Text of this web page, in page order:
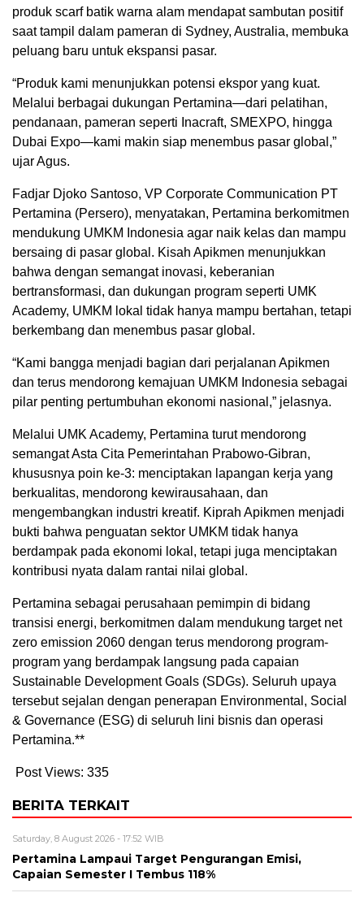
produk scarf batik warna alam mendapat sambutan positif
saat tampil dalam pameran di Sydney, Australia, membuka
peluang baru untuk ekspansi pasar.
“Produk kami menunjukkan potensi ekspor yang kuat.
Melalui berbagai dukungan Pertamina—dari pelatihan,
pendanaan, pameran seperti Inacraft, SMEXPO, hingga
Dubai Expo—kami makin siap menembus pasar global,”
ujar Agus.
Fadjar Djoko Santoso, VP Corporate Communication PT
Pertamina (Persero), menyatakan, Pertamina berkomitmen
mendukung UMKM Indonesia agar naik kelas dan mampu
bersaing di pasar global. Kisah Apikmen menunjukkan
bahwa dengan semangat inovasi, keberanian
bertransformasi, dan dukungan program seperti UMK
Academy, UMKM lokal tidak hanya mampu bertahan, tetapi
berkembang dan menembus pasar global.
“Kami bangga menjadi bagian dari perjalanan Apikmen
dan terus mendorong kemajuan UMKM Indonesia sebagai
pilar penting pertumbuhan ekonomi nasional,” jelasnya.
Melalui UMK Academy, Pertamina turut mendorong
semangat Asta Cita Pemerintahan Prabowo-Gibran,
khususnya poin ke-3: menciptakan lapangan kerja yang
berkualitas, mendorong kewirausahaan, dan
mengembangkan industri kreatif. Kiprah Apikmen menjadi
bukti bahwa penguatan sektor UMKM tidak hanya
berdampak pada ekonomi lokal, tetapi juga menciptakan
kontribusi nyata dalam rantai nilai global.
Pertamina sebagai perusahaan pemimpin di bidang
transisi energi, berkomitmen dalam mendukung target net
zero emission 2060 dengan terus mendorong program-
program yang berdampak langsung pada capaian
Sustainable Development Goals (SDGs). Seluruh upaya
tersebut sejalan dengan penerapan Environmental, Social
& Governance (ESG) di seluruh lini bisnis dan operasi
Pertamina.**
Post Views: 335
BERITA TERKAIT
Saturday, 8 August 2026 - 17:52 WIB
Pertamina Lampaui Target Pengurangan Emisi,
Capaian Semester I Tembus 118%